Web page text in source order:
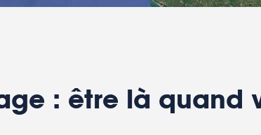
: être là quand